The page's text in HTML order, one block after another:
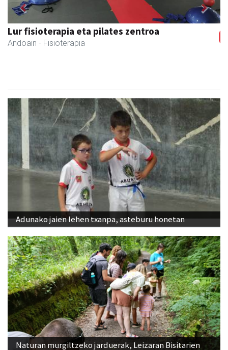
Lur fisioterapia eta pilates zentroa
Andoain - Fisioterapia
Previous Next
Adunako jaien lehen txanpa, asteburu honetan
Naturan murgiltzeko jarduerak, Leizaran Bisitarien